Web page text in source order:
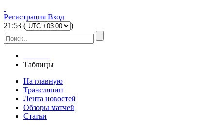
Регистрация Вход
21 :53 ( )
Таблицы
На главную
Трансляции
Лента новостей
Обзоры матчей
Статьи